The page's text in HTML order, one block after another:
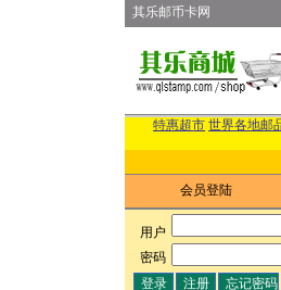
其乐邮币卡网
特惠超市 世界各地邮
会员登陆
用户:
密码: